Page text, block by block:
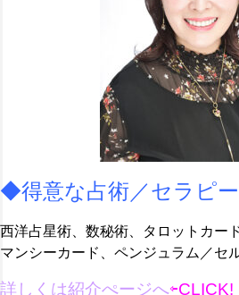
◆得意な占術／セラピー
西洋占星術、数秘術、タロットカー
マンシーカード、ペンジュラム／セ
詳しくは紹介ぺージへ⇦CLICK!